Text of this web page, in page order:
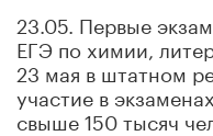
23.05. Первые
ЕГЭ по химии,
23 мая в штатном
участие в
свыше 150 тысяч